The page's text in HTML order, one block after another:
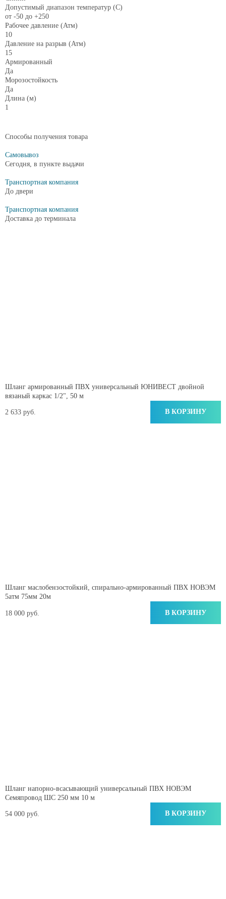
Допустимый диапазон температур (С)
от -50 до +250
Рабочее давление (Атм)
10
Давление на разрыв (Атм)
15
Армированный
Да
Морозостойкость
Да
Длина (м)
1
Способы получения товара
Самовывоз
Сегодня, в пункте выдачи
Транспортная компания
До двери
Транспортная компания
Доставка до терминала
Шланг армированный ПВХ универсальный ЮНИВЕСТ двойной
вязаный каркас 1/2", 50 м
2 633 руб. В КОРЗИНУ
Шланг маслобензостойкий, спирально-армированный ПВХ НОВЭМ
5атм 75мм 20м
18 000 руб. В КОРЗИНУ
Шланг напорно-всасывающий универсальный ПВХ НОВЭМ
Семяпровод ШС 250 мм 10 м
54 000 руб. В КОРЗИНУ